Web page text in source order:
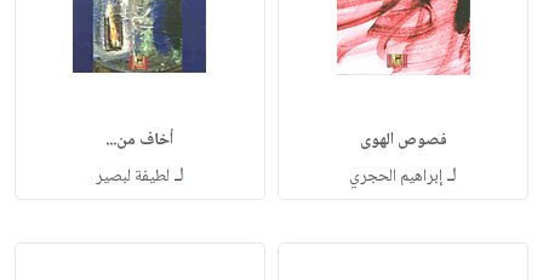
فصوص الهوى
لـإبراهيم الحجري
أخاف من...
لـ لطيفة لبصير